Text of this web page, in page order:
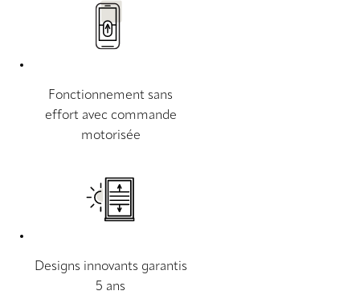
Fonctionnement sans
effort avec commande
motorisée
Designs innovants garantis
5 ans